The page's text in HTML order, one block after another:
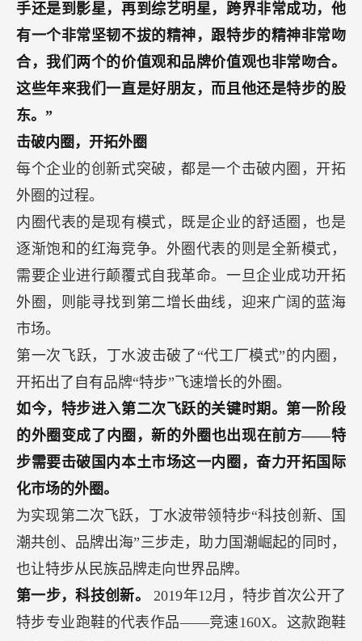
手还是到影星，再到综艺明星，跨界非常成功，他
有一个非常坚韧不拔的精神，跟特步的精神非常吻
合，我们两个的价值观和品牌价值观也非常吻合。
这些年来我们一直是好朋友，而且他还是特步的股
东。”
击破内圈，开拓外圈
每个企业的创新式突破，都是一个击破内圈，开拓
外圈的过程。
内圈代表的是现有模式，既是企业的舒适圈，也是
逐渐饱和的红海竞争。外圈代表的则是全新模式，
需要企业进行颠覆式自我革命。一旦企业成功开拓
外圈，则能寻找到第二增长曲线，迎来广阔的蓝海
市场。
第一次飞跃，丁水波击破了“代工厂模式”的内圈，
开拓出了自有品牌“特步”飞速增长的外圈。
如今，特步进入第二次飞跃的关键时期。第一阶段
的外圈变成了内圈，新的外圈也出现在前方——特
步需要击破国内本土市场这一内圈，奋力开拓国际
化市场的外圈。
为实现第二次飞跃，丁水波带领特步“科技创新、国
潮共创、品牌出海”三步走，助力国潮崛起的同时，
也让特步从民族品牌走向世界品牌。
第一步，科技创新。 2019年12月，特步首次公开了
特步专业跑鞋的代表作品——竞速160X。这款跑鞋